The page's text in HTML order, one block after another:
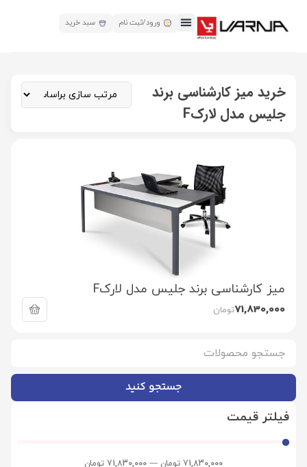
ورود/ثبت نام سبد خرید
جستجو کنید
فیلتر قیمت
71,830,000 تومان —
71,830,000 تومان
خرید میز کارشناسی برند
جلیس مدل لارکF
میز کارشناسی برند جلیس مدل لارکF
71,830,000تومان